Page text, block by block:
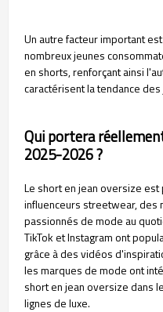
Un autre facteur important
nombreux jeunes
en shorts, renforçant ainsi
caractérisent la tendance
Qui portera
2025-2026 ?
Le short en jean oversize
influenceurs streetwear, des
passionnés de mode au
TikTok et Instagram ont
grâce à des vidéos
les marques de mode ont
short en jean oversize dans
lignes de luxe.